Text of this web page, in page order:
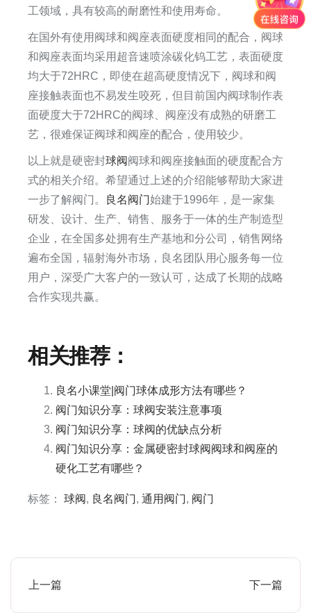
工领域，具有较高的耐磨性和使用寿命。
在国外有使用阀球和阀座表面硬度相同的配合，阀球
和阀座表面均采用超音速喷涂碳化钨工艺，表面硬度
均大于72HRC，即使在超高硬度情况下，阀球和阀
座接触表面也不易发生咬死，但目前国内阀球制作表
面硬度大于72HRC的阀球、阀座没有成熟的研磨工
艺，很难保证阀球和阀座的配合，使用较少。
以上就是硬密封球阀阀球和阀座接触面的硬度配合方
式的相关介绍。希望通过上述的介绍能够帮助大家进
一步了解阀门。
良名阀门始建于1996年，是一家集
研发、设计、生产、销售、服务于一体的生产制造型
企业，在全国多处拥有生产基地和分公司，销售网络
遍布全国，辐射海外市场，良名团队用心服务每一位
用户，深受广大客户的一致认可，达成了长期的战略
合作实现共赢。​
相关推荐：
良名小课堂|阀门球体成形方法有哪些？
阀门知识分享：球阀安装注意事项
阀门知识分享：球阀的优缺点分析
阀门知识分享：金属硬密封球阀阀球和阀座的
硬化工艺有哪些？
标签： 球阀, 良名阀门, 通用阀门, 阀门
上一篇 下一篇